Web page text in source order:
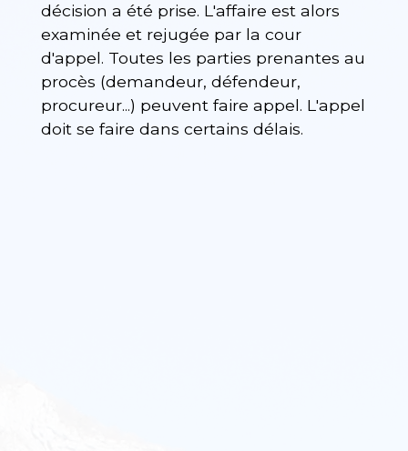
décision a été prise. L'affaire est alors
examinée et rejugée par la cour
d'appel. Toutes les parties prenantes au
procès (demandeur, défendeur,
procureur...) peuvent faire appel. L'appel
doit se faire dans certains délais.